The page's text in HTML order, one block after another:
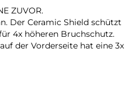
ZUVOR.
Der Ceramic Shield schützt
4x höheren Bruchschutz.
der Vorderseite hat eine 3x
mit 2x Zoom in optischer
Aufnahmen – direkt von dort,